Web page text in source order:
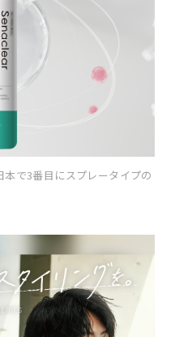
で3番目にスプレータイプの